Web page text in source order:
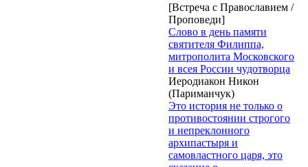
[Встреча с Православием /
Проповеди]
Слово в день памяти
святителя Филиппа,
митрополита Московского
и всея России чудотворца
Иеродиакон Никон
(Париманчук)
Это история не только о
противостоянии строгого
и непреклонного
архипастыря и
самовластного царя, это